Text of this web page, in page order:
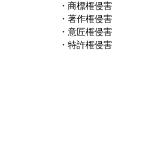
・商標権侵害
・著作権侵害
・意匠権侵害
・特許権侵害